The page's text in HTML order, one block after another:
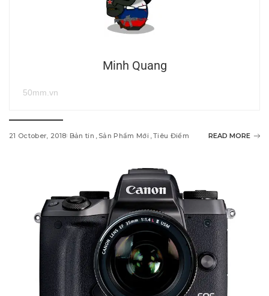
Minh Quang
50mm.vn
21 October, 2018 Bản tin Sản Phẩm Mới Tiêu Điểm READ MORE